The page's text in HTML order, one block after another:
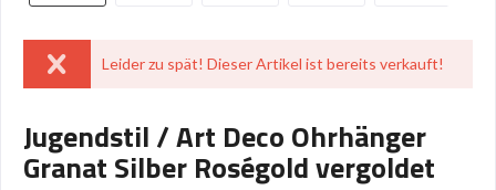
Leider zu spät! Dieser Artikel ist bereits verkauft!
Jugendstil / Art Deco Ohrhänger
Granat Silber Roségold vergoldet